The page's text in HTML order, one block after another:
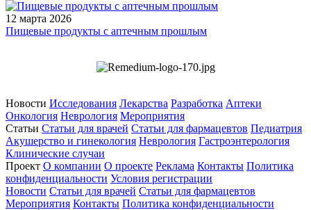
12 марта 2026
Пищевые продукты с аптечным прошлым
Новости Исследования Лекарства Разработка Аптеки
Онкология Неврология Мероприятия
Статьи Статьи для врачей Статьи для фармацевтов Педиатрия
Акушерство и гинекология Неврология Гастроэнтерология
Клинические случаи
Проект О компании О проекте Реклама Контакты Политика
конфиденциальности Условия регистрации
Новости Статьи для врачей Статьи для фармацевтов
Мероприятия Контакты Политика конфиденциальности